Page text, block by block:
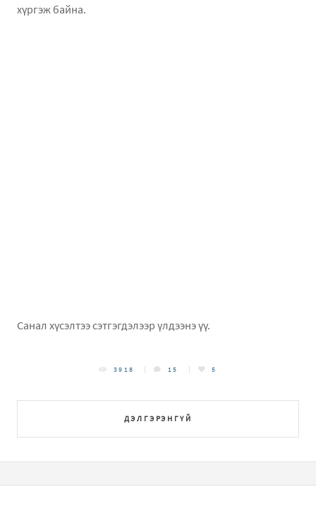
хүргэж байна.
Санал хүсэлтээ сэтгэгдэлээр үлдээнэ үү.
ДЭЛГЭРЭНГҮЙ
3918 15 5